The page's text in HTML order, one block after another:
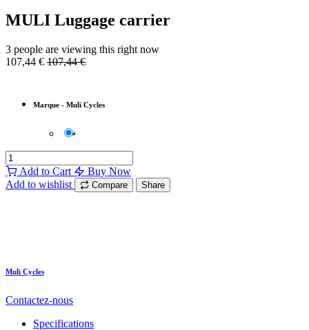
MULI Luggage carrier
3 people are viewing this right now
107,44 € 107,44€
Marque - Muli Cycles
Add to Cart
Buy Now
Add to wishlist
Compare Share
Muli Cycles
Contactez-nous
Specifications